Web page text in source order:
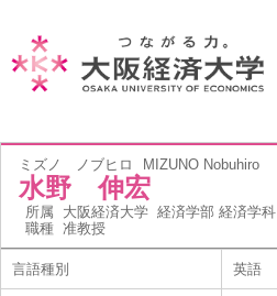
ミズノ ノブヒロ MIZUNO Nobuhiro
水野 伸宏
所属 大阪経済大学 経済学部 経済学科
職種 准教授
言語種別 英語